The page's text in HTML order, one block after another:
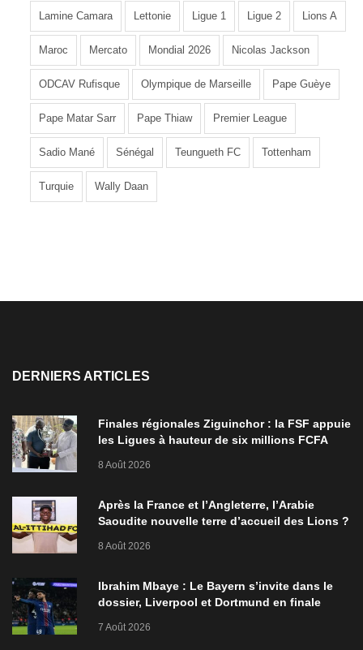
Lamine Camara Lettonie Ligue 1 Ligue 2 Lions A
Maroc Mercato Mondial 2026 Nicolas Jackson
ODCAV Rufisque Olympique de Marseille Pape Guèye
Pape Matar Sarr Pape Thiaw Premier League
Sadio Mané Sénégal Teungueth FC Tottenham
Turquie Wally Daan
DERNIERS ARTICLES
Finales régionales Ziguinchor : la FSF appuie
les Ligues à hauteur de six millions FCFA
8 Août 2026
Après la France et l’Angleterre, l’Arabie
Saoudite nouvelle terre d’accueil des Lions ?
8 Août 2026
Ibrahim Mbaye : Le Bayern s’invite dans le
dossier, Liverpool et Dortmund en finale
7 Août 2026